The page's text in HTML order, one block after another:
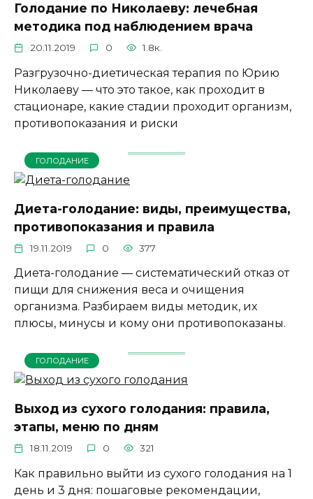
Голодание по Николаеву: лечебная
методика под наблюдением врача
20.11.2019 0 1.8к.
Разгрузочно-диетическая терапия по Юрию
Николаеву — что это такое, как проходит в
стационаре, какие стадии проходит организм,
противопоказания и риски
ГОЛОДАНИЕ
Диета-голодание: виды, преимущества,
противопоказания и правила
19.11.2019 0 377
Диета-голодание — систематический отказ от
пищи для снижения веса и очищения
организма. Разбираем виды методик, их
плюсы, минусы и кому они противопоказаны.
ГОЛОДАНИЕ
Выход из сухого голодания: правила,
этапы, меню по дням
18.11.2019 0 321
Как правильно выйти из сухого голодания на 1
день и 3 дня: пошаговые рекомендации,